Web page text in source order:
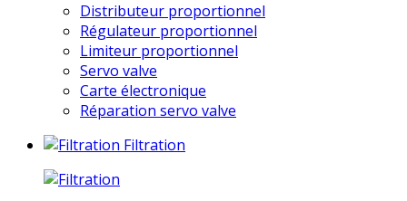
Distributeur proportionnel
Régulateur proportionnel
Limiteur proportionnel
Servo valve
Carte électronique
Réparation servo valve
Filtration